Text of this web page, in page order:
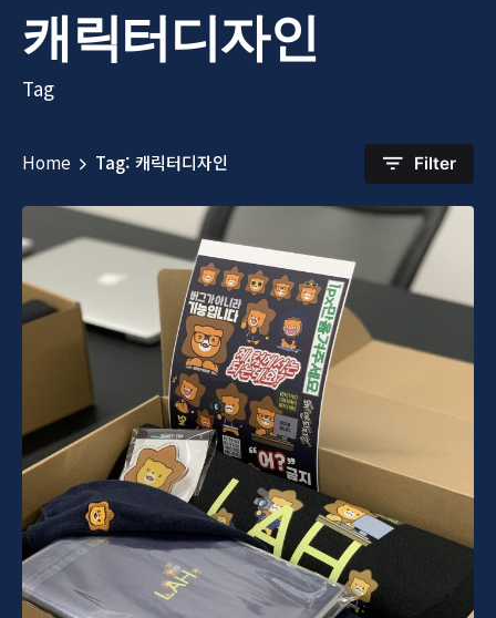
캐릭터디자인
Tag
Home Tag: 캐릭터디자인 Filter